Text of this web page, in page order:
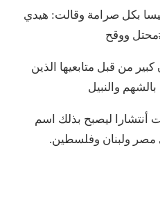
بكل صرامة وقالت: هيدي
#محتل ووقح
من قبل متابعيها الذين
والنبيل
أنتشارا ليصبح بذلك اسم
مصر ولبنان وفلسطين.